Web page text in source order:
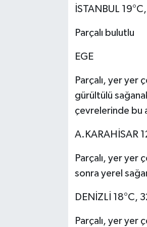
İSTANBUL
Parçalı bulutlu
EGE
Parçalı, yer yer
gürültülü
çevrelerinde bu
A.KARAHİSAR
Parçalı, yer yer
sonra yerel
DENİZLİ 18°C,
Parçalı, yer yer